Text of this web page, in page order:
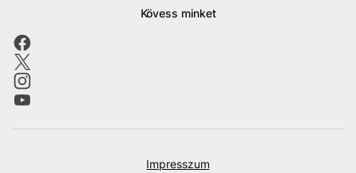
Kövess minket
Impresszum